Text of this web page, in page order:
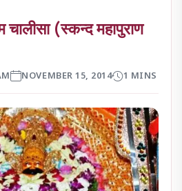
चालीसा (स्कन्द महापुराण
NOVEMBER 15, 2014 1 MINS